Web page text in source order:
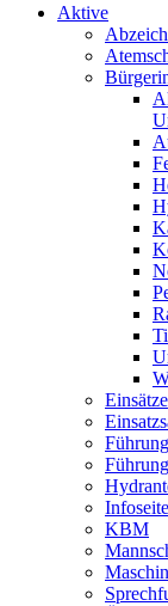
Aktive
Einsätze
Führung
KBM